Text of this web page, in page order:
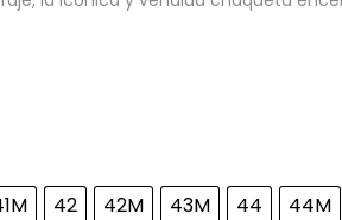
42 42M 43M 44 44M